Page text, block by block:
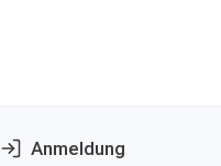
Anmeldung